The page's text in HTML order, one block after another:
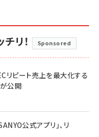
リ！ Sponsored
リピート売上を最大化する
公開
公式アプリ」、リ